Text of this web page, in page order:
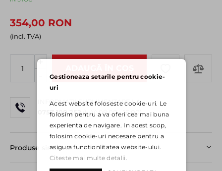
354,00 RON
(incl. TVA)
+
INFORMAȚII SUPLIMENTARE LA:
0757 100 252(L-V: 08:00 - 16:00)
Produse similare
Gestioneaza setarile pentru cookie-
uri
Acest website foloseste cookie-uri. Le
folosim pentru a va oferi cea mai buna
experienta de navigare. In acest scop,
folosim cookie-uri necesare pentru a
asigura functionlitatea website-ului.
Citeste mai multe detalii.